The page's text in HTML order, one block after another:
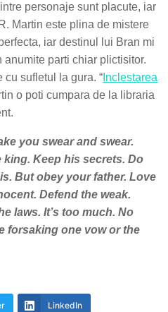
personaje sunt placute, iar
Martin este plina de mistere
iar destinul lui Bran mi
parti chiar plictisitor.
cu sufletul la gura. “ Inclestarea
o poti cumpara de la libraria
you swear and swear.
king. Keep his secrets. Do
But obey your father. Love
Defend the weak.
laws. It’s too much. No
forsaking one vow or the
LinkedIn